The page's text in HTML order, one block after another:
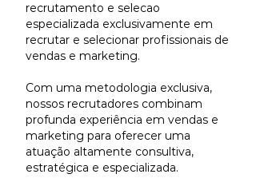
recrutamento e selecao
especializada exclusivamente em
recrutar e selecionar profissionais de
vendas e marketing.
Com uma metodologia exclusiva,
nossos recrutadores combinam
profunda experiência em vendas e
marketing para oferecer uma
atuação altamente consultiva,
estratégica e especializada.